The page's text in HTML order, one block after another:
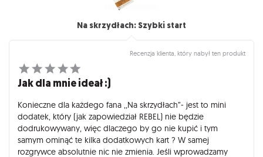
Na skrzydłach: Szybki start
Recenzja klienta, który nabył ten produkt
Jak dla mnie ideał :)
Konieczne dla każdego fana ,,Na skrzydłach”- jest to mini
dodatek, który (jak zapowiedział REBEL) nie będzie
dodrukowywany, więc dlaczego by go nie kupić i tym
samym ominąć te kilka dodatkowych kart ? W samej
rozgrywce absolutnie nic nie zmienia. Jeśli wprowadzamy